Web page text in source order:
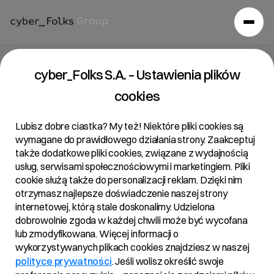
Aktualności/2022/Ponad 20-proc. wzrost wyników R22 w…
cyber_Folks S.A. – Ustawienia plików
cookies
Lubisz dobre ciastka? My też! Niektóre pliki cookies są
wymagane do prawidłowego działania strony. Zaakceptuj
także dodatkowe pliki cookies, związane z wydajnością
usług, serwisami społecznościowymi i marketingiem. Pliki
cookie służą także do personalizacji reklam. Dzięki nim
otrzymasz najlepsze doświadczenie naszej strony
internetowej, którą stale doskonalimy. Udzielona
dobrowolnie zgoda w każdej chwili może być wycofana
lub zmodyfikowana. Więcej informacji o
wykorzystywanych plikach cookies znajdziesz w naszej
polityce prywatności. Jeśli wolisz określić swoje